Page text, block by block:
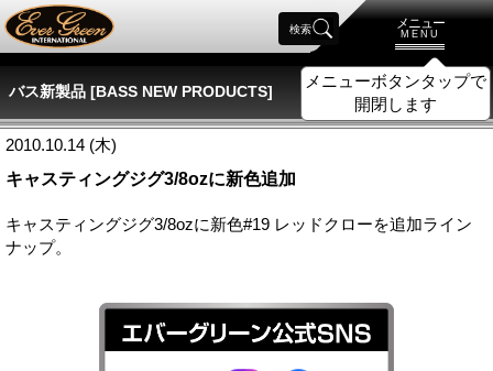
メニュー
MENU
メニューボタンタップで
開閉します
検索
バス新製品 [BASS NEW PRODUCTS]
2010.10.14 (木)
キャスティングジグ3/8ozに新色追加
キャスティングジグ3/8ozに新色#19 レッドクローを追加ライン
ナップ。